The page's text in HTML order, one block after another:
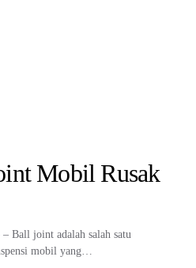
Mobil Rusak
Ball joint adalah salah satu
mobil yang…